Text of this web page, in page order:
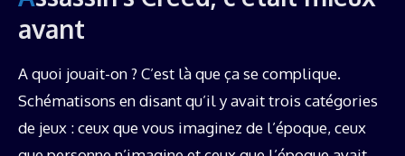
avant
A quoi jouait-on ? C’est là que ça se complique.
Schématisons en disant qu’il y avait trois catégories
de jeux : ceux que vous imaginez de l’époque, ceux